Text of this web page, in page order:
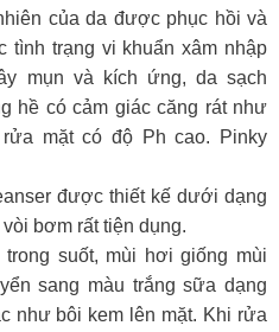
của da được phục hồi và
tình trạng vi khuẩn xâm nhập
mụn và kích ứng, da sạch
hề có cảm giác căng rát như
mặt có độ Ph cao. Pinky
được thiết kế dưới dạng
bơm rất tiện dụng.
suốt, mùi hơi giống mùi
sang màu trắng sữa dạng
như bôi kem lên mặt. Khi rửa